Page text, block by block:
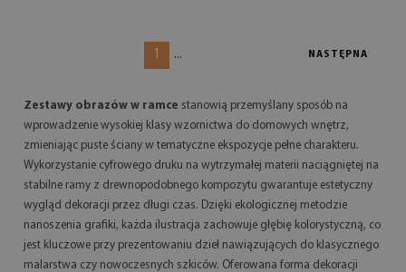
1 ... NASTĘPNA
Zestawy obrazów w ramce stanowią przemyślany sposób na
wprowadzenie wysokiej klasy wzornictwa do domowych wnętrz,
zmieniając puste ściany w tematyczne ekspozycje pełne charakteru.
Wykorzystanie cyfrowego druku na wytrzymałej materii naciągniętej na
stabilne ramy z drewnopodobnego kompozytu gwarantuje estetyczny
wygląd dekoracji przez długi czas. Dzięki ekologicznej metodzie
nanoszenia grafiki, każda ilustracja zachowuje głębię kolorystyczną, co
jest kluczowe przy prezentowaniu dzieł nawiązujących do klasycznego
malarstwa czy nowoczesnych szkiców. Oferowana forma dekoracji